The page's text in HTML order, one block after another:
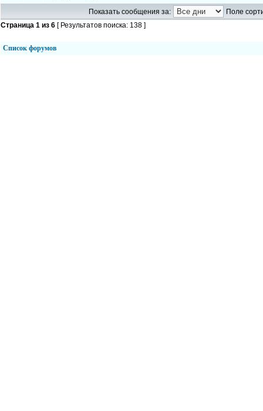
Показать сообщения за:
Поле
Страница 1 из 6 [ Результатов поиска: 138 ]
Список форумов